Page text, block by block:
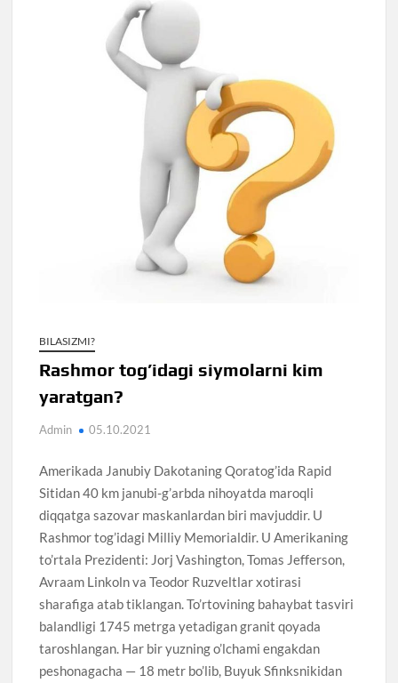
BILASIZMI?
Rashmor tog’idagi siymolarni kim
yaratgan?
Admin 05.10.2021
Amerikada Janubiy Dakotaning Qoratog’ida Rapid
Sitidan 40 km janubi-g’arbda nihoyatda maroqli
diqqatga sazovar maskanlardan biri mavjuddir. U
Rashmor tog’idagi Milliy Memorialdir. U Amerikaning
to’rtala Prezidenti: Jorj Vashington, Tomas Jefferson,
Avraam Linkoln va Teodor Ruzveltlar xotirasi
sharafiga atab tiklangan. To’rtovining bahaybat tasviri
balandligi 1745 metrga yetadigan granit qoyada
taroshlangan. Har bir yuzning o’lchami engakdan
peshonagacha — 18 metr bo’lib, Buyuk Sfinksnikidan